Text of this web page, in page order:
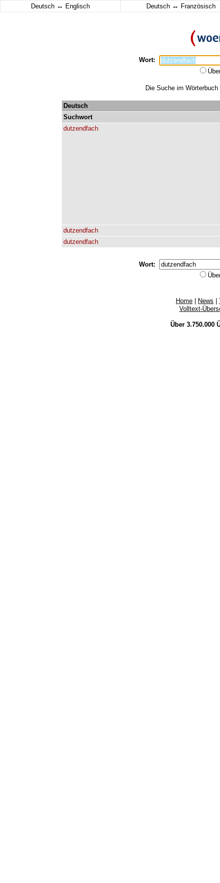
Deutsch ↔ Englisch Deutsch ↔ Französisch
Wort:
Die Suche im
Deutsch
Suchwort
dutzendfach
dutzendfach
dutzendfach
Wort:
Home News
Volltext-
Über 3.750.000